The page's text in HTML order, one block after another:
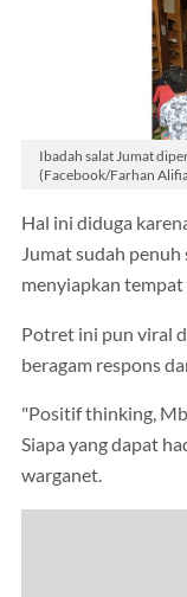
Ibadah salat Jumat
(Facebook/Farhan
Hal ini diduga
Jumat sudah
menyiapkan
Potret ini pun viral
beragam respons
"Positif thinking,
Siapa yang dapat
warganet.